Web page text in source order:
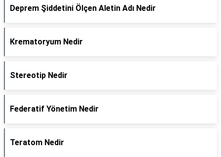
Deprem Şiddetini Ölçen Aletin Adı Nedir
Krematoryum Nedir
Stereotip Nedir
Federatif Yönetim Nedir
Teratom Nedir